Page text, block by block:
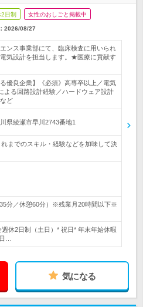
日制 女性のおしごと掲載中
2026/08/27
ンス事業部にて、臨床検査に用いられ
気設計を担当します。★医療に貢献す
優良企業】《必須》高専卒以上／電気
よる回路設計経験／ハードウェア設計
ど
県綾瀬市早川2743番地1
までのスキル・経験などを加味して決
分／休憩60分）※残業月20時間以下※
週休2日制（土日）* 祝日* 年末年始休暇
…
気になる